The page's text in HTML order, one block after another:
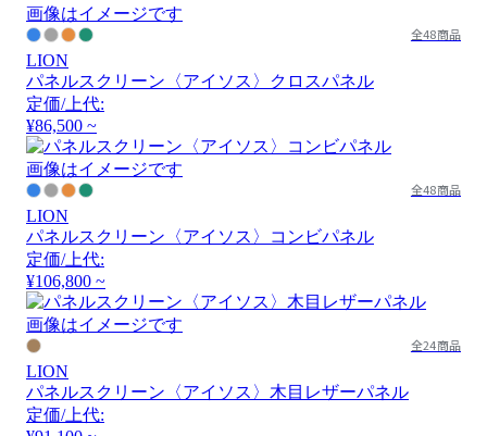
画像はイメージです
全48商品
LION
パネルスクリーン〈アイソス〉クロスパネル
定価/上代:
¥86,500 ~
画像はイメージです
全48商品
LION
パネルスクリーン〈アイソス〉コンビパネル
定価/上代:
¥106,800 ~
画像はイメージです
全24商品
LION
パネルスクリーン〈アイソス〉木目レザーパネル
定価/上代: